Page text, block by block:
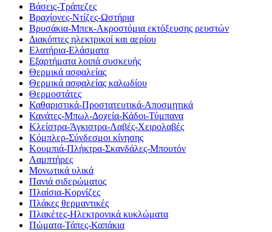
Βάσεις-Τράπεζες
Βραχίονες-Ντίζες-Ωστήρια
Βρυσάκια-Μπεκ-Ακροστόμια εκτόξευσης ρευστών
Διακόπτες ηλεκτρικοί και αερίου
Ελατήρια-Ελάσματα
Εξαρτήματα λοιπά συσκευής
Θερμικά ασφαλείας
Θερμικά ασφαλείας καλωδίου
Θερμοστάτες
Καθαριστικά-Προστατευτικά-Αποσμητικά
Κανάτες-Μπωλ-Δοχεία-Κάδοι-Τύμπανα
Κλείστρα-Άγκιστρα-Λαβές-Χειρολαβές
Κόμπλερ-Σύνδεσμοι κίνησης
Κουμπιά-Πλήκτρα-Σκανδάλες-Μπουτόν
Λαμπτήρες
Μονωτικά υλικά
Πανιά σιδερώματος
Πλαίσια-Κορνίζες
Πλάκες θερμαντικές
Πλακέτες-Ηλεκτρονικά κυκλώματα
Πώματα-Τάπες-Καπάκια